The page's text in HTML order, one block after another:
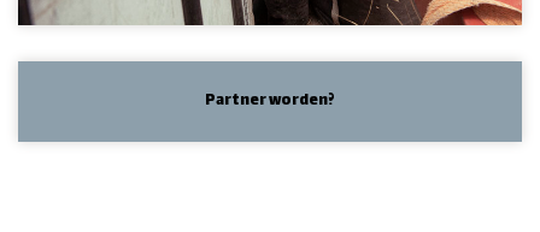
Partner worden?